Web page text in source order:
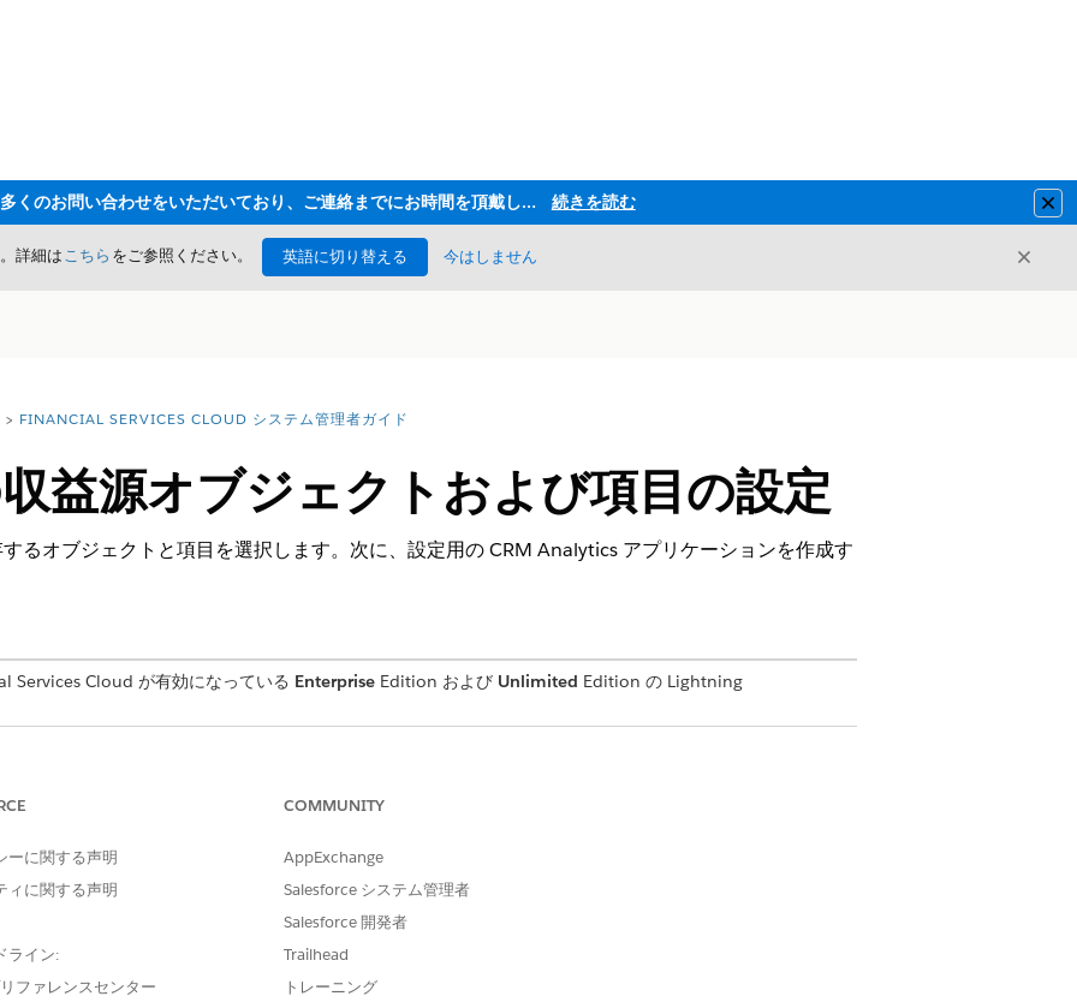
ただいま大変多くのお問い合わせをいただいており、ご連絡までにお時間を頂戴しております 続きを読む
詳細はこちら をご参照ください。 英語に切り替える 今はしません 閉じる
FINANCIAL SERVICES CLOUD システム管理者ガイド
益源オブジェクトおよび項目の設定
るオブジェクトと項目を選択します。次に、設定用の CRM Analytics アプリケーションを作成す
Services Cloud が有効になっている EnterpriseEdition および Unlimited Edition の Lightning
RI for Fins 管理者
収益管理の設定)] ページの [Configure Objects and Categories (オブジェクトとカテゴリの設定)] ステップ
トの設定)] をクリックします。
商談情報を保存する標準オブジェクトまたはカスタムオブジェクトを見つけて選択します。
力します。
引先情報への参照 (ルックアップ) である項目を見つけて選択します。
主取引先への参照となる項目を選択します。
ーに関する声明
ィに関する声明
ライン:
ファレンスセンター
COMMUNITY
AppExchange
Salesforce システム管理者
Salesforce 開発者
Trailhead
トレーニング